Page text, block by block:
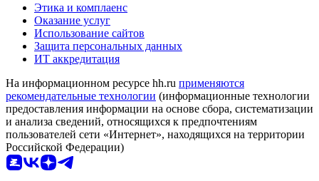
Этика и комплаенс
Оказание услуг
Использование сайтов
Защита персональных данных
ИТ аккредитация
На информационном ресурсе hh.ru применяются
рекомендательные технологии (информационные технологии
предоставления информации на основе сбора, систематизации
и анализа сведений, относящихся к предпочтениям
пользователей сети «Интернет», находящихся на территории
Российской Федерации)